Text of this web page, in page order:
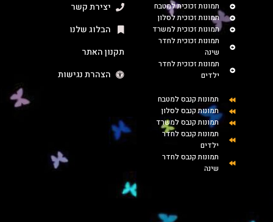
תמונות זכוכית למטבח
תמונות זכוכית לסלון
תמונות זכוכית למשרד
תמונות זכוכית לחדר
שינה
תמונות זכוכית לחדר
ילדים
תמונות קנבס למטבח
תמונות קנבס לסלון
תמונות קנבס למשרד
תמונות קנבס לחדר
ילדים
תמונות קנבס לחדר
שינה
יצירת קשר
הבלוג שלנו
תקנון האתר
הצהרת נגישות